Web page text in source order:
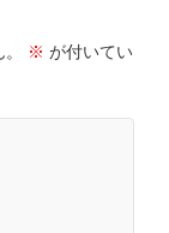
※ が付いてい